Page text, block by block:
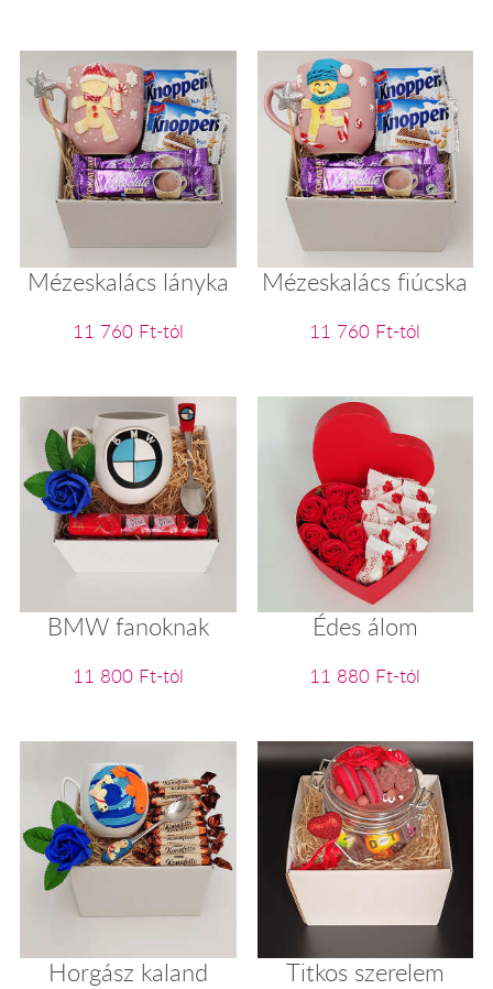
Mézeskalács lányka
11 760 Ft-tól
Mézeskalács fiúcska
11 760 Ft-tól
BMW fanoknak
11 800 Ft-tól
Édes álom
11 880 Ft-tól
Horgász kaland Titkos szerelem